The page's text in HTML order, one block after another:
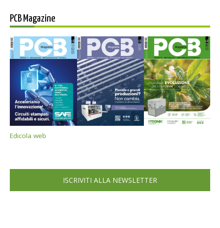
PCB Magazine
Edicola web
ISCRIVITI ALLA NEWSLETTER